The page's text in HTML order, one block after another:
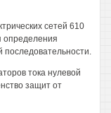
сетей 610
определения
последовательности.
тока нулевой
защит от